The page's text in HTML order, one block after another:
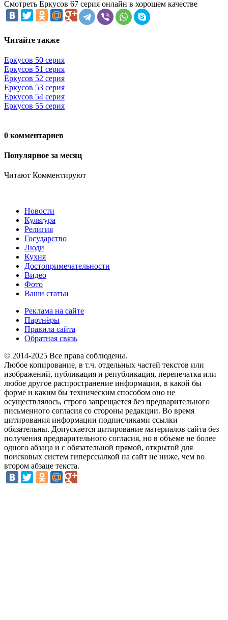
Смотреть Еркусов 67 серия онлайн в хорошем качестве
Читайте также
Еркусов 50 серия
Еркусов 51 серия
Еркусов 52 серия
Еркусов 53 серия
Еркусов 54 серия
Еркусов 55 серия
0 комментариев
Популярное за месяц
Читают Комментируют
Новости
Культура
Религия
Государство
Люди
Кухня
Достопримечательности
Видео
Фото
Ваши статьи
Реклама на сайте
Партнёры
Правила сайта
Обратная связь
© 2014-2025 Все права соблюдены.
Любое копирование, в т.ч. отдельных частей текстов или
изображений, публикация и републикация, перепечатка или
любое другое распространение информации, в какой бы
форме и каким бы техническим способом оно не
осуществлялось, строго запрещается без предварительного
письменного согласия со стороны редакции. Во время
цитирования информации подписчиками ссылки
обязательны. Допускается цитирование материалов сайта без
получения предварительного согласия, но в объеме не более
одного абзаца и с обязательной прямой, открытой для
поисковых систем гиперссылкой на сайт не ниже, чем во
втором абзаце текста.